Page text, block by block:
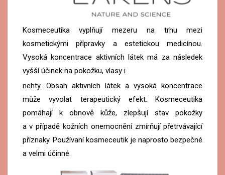
Kosmeceutika vyplňují mezeru na trhu mezi
kosmetickými přípravky a estetickou medicínou.
Vysoká koncentrace aktivních látek má za následek
vyšší účinek na pokožku, vlasy i
nehty. Obsah aktivních látek a vysoká koncentrace
může vyvolat terapeutický efekt. Kosmeceutika
pomáhají k obnově kůže, zlepšují stav pokožky
a v případě kožních onemocnění zmírňují přetrvávající
příznaky. Používaní kosmeceutik je naprosto bezpečné
a velmi účinné.